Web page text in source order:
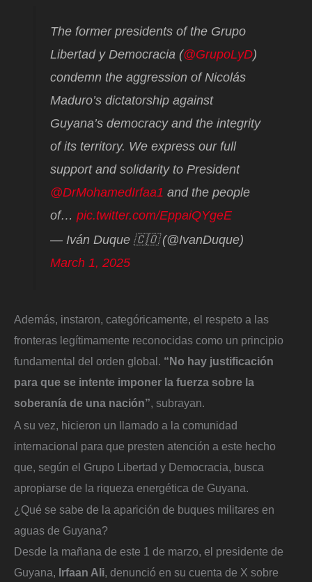
The former presidents of the Grupo
Libertad y Democracia (@GrupoLyD)
condemn the aggression of Nicolás
Maduro’s dictatorship against
Guyana’s democracy and the integrity
of its territory. We express our full
support and solidarity to President
@DrMohamedIrfaa1 and the people
of…pic.twitter.com/EppaiQYgeE
— Iván Duque 🇨🇴 (@IvanDuque)
March 1, 2025
Además, instaron, categóricamente, el respeto a las
fronteras legítimamente reconocidas como un principio
fundamental del orden global. “No hay justificación
para que se intente imponer la fuerza sobre la
soberanía de una nación”, subrayan.
A su vez, hicieron un llamado a la comunidad
internacional para que presten atención a este hecho
que, según el Grupo Libertad y Democracia, busca
apropiarse de la riqueza energética de Guyana.
¿Qué se sabe de la aparición de buques militares en
aguas de Guyana?
Desde la mañana de este 1 de marzo, el presidente de
Guyana, Irfaan Ali, denunció en su cuenta de X sobre